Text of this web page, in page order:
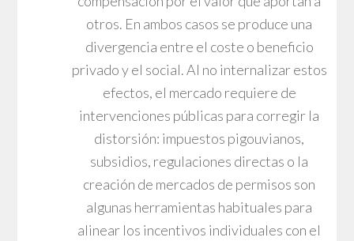
otros. En ambos casos se produce una
divergencia entre el coste o beneficio
privado y el social. Al no internalizar estos
efectos, el mercado requiere de
intervenciones públicas para corregir la
distorsión: impuestos pigouvianos,
subsidios, regulaciones directas o la
creación de mercados de permisos son
algunas herramientas habituales para
alinear los incentivos individuales con el